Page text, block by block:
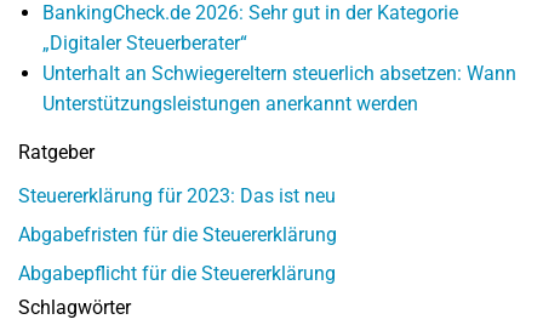
BankingCheck.de 2026: Sehr gut in der Kategorie
„Digitaler Steuerberater“
Unterhalt an Schwiegereltern steuerlich absetzen: Wann
Unterstützungsleistungen anerkannt werden
Ratgeber
Steuererklärung für 2023: Das ist neu
Abgabefristen für die Steuererklärung
Abgabepflicht für die Steuererklärung
Schlagwörter